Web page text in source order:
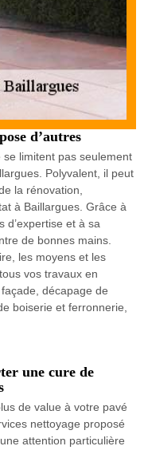
d’autres
limitent pas seulement
Polyvalent, il peut
la rénovation,
à Baillargues. Grâce à
d’expertise et à sa
de bonnes mains.
les moyens et les
vos travaux en
décapage de
boiserie et ferronnerie,
une cure de
de value à votre pavé
nettoyage proposé
attention particulière